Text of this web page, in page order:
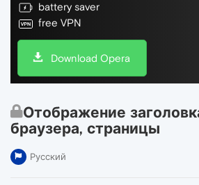
battery saver
free VPN
Download Opera
Отображение
браузера, страницы
Русский